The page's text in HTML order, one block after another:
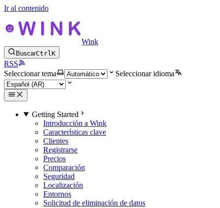
Ir al contenido
Wink
BuscarCtrlK
RSS
Seleccionar tema
Seleccionar idioma
Getting Started
Introducción a Wink
Características clave
Clientes
Registrarse
Precios
Comparación
Seguridad
Localización
Entornos
Solicitud de eliminación de datos